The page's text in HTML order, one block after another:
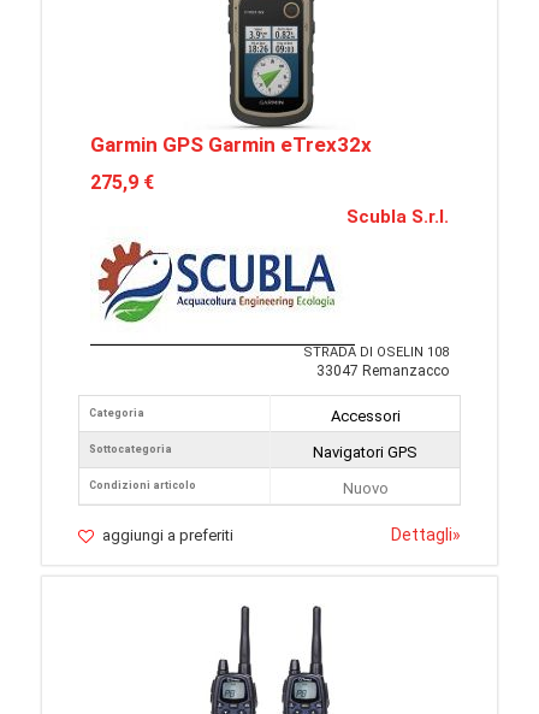
Garmin GPS Garmin eTrex32x
275,9 €
Scubla S.r.l.
STRADA DI OSELIN 108
33047 Remanzacco
Categoria
Sottocategoria
Condizioni articolo
Accessori
Navigatori GPS
Nuovo
aggiungi a preferiti Dettagli»